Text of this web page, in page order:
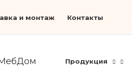
и монтаж Контакты
Продукция